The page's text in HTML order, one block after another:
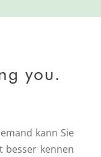
you.
kann Sie
besser kennen